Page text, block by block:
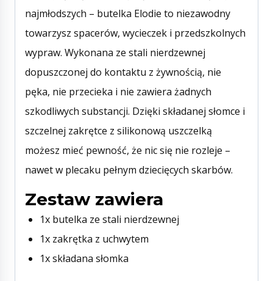
najmłodszych – butelka Elodie to niezawodny
towarzysz spacerów, wycieczek i przedszkolnych
wypraw. Wykonana ze stali nierdzewnej
dopuszczonej do kontaktu z żywnością, nie
pęka, nie przecieka i nie zawiera żadnych
szkodliwych substancji. Dzięki składanej słomce i
szczelnej zakrętce z silikonową uszczelką
możesz mieć pewność, że nic się nie rozleje –
nawet w plecaku pełnym dziecięcych skarbów.
Zestaw zawiera
1x butelka ze stali nierdzewnej
1x zakrętka z uchwytem
1x składana słomka